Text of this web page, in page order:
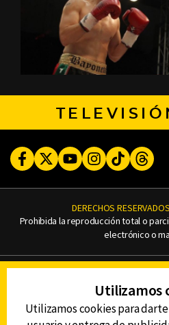
FacebookTwitterYoutubeInstagram
TikTok
DERECHOS
Prohibida la reproducción total o
electrónico o
AVISO DE
DEFENSORÍA DE
Utilizamos
Utilizamos cookies para